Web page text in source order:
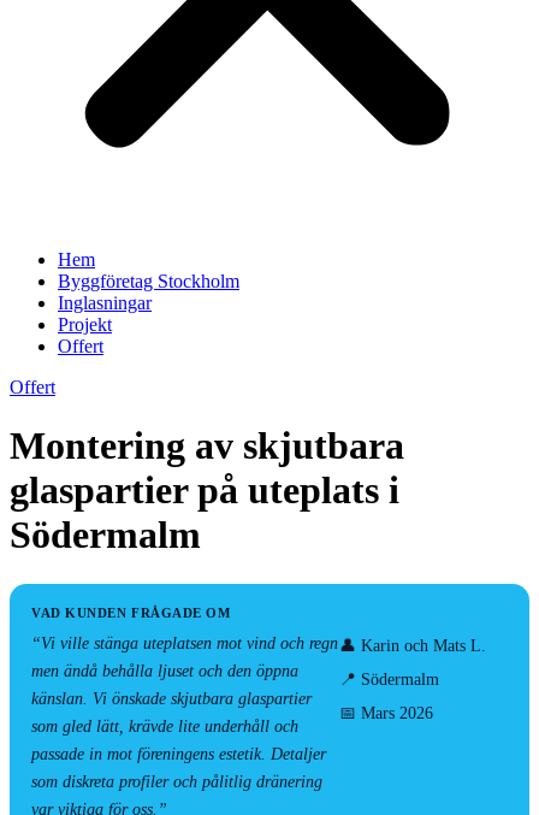
Hem
Byggföretag Stockholm
Inglasningar
Projekt
Offert
Offert
Montering av skjutbara
glaspartier på uteplats i
Södermalm
VAD KUNDEN FRÅGADE OM
“Vi ville stänga uteplatsen mot vind och regn
men ändå behålla ljuset och den öppna
känslan. Vi önskade skjutbara glaspartier
som gled lätt, krävde lite underhåll och
passade in mot föreningens estetik. Detaljer
som diskreta profiler och pålitlig dränering
var viktiga för oss.”
👤 Karin och Mats L.
📍 Södermalm
📅 Mars 2026